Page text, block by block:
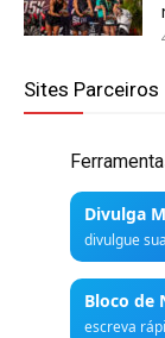
Sites Parceiros
Divulga
divulgue
Bloco de
escreva